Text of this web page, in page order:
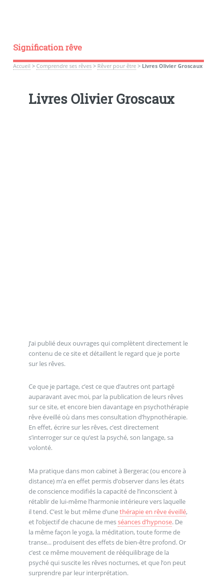
Signification rêve
Accueil > Comprendre ses rêves> Rêver pour être> Livres Olivier Groscaux
Livres Olivier Groscaux
J’ai publié deux ouvrages qui complètent directement le
contenu de ce site et détaillent le regard que je porte
sur les rêves.
Ce que je partage, c’est ce que d’autres ont partagé
auparavant avec moi, par la publication de leurs rêves
sur ce site, et encore bien davantage en psychothérapie
rêve éveillé où dans mes consultation d’hypnothérapie.
En effet, écrire sur les rêves, c’est directement
s’interroger sur ce qu’est la psyché, son langage, sa
volonté.
Ma pratique dans mon cabinet à Bergerac (ou encore à
distance) m’a en effet permis d’observer dans les états
de conscience modifiés la capacité de l’inconscient à
rétablir de lui-même l’harmonie intérieure vers laquelle
il tend. C’est le but même d’unethérapie en rêve éveillé,
et l’objectif de chacune de messéances d’hypnose. De
la même façon le yoga, la méditation, toute forme de
transe... produisent des effets de bien-être profond. Or
c’est ce même mouvement de rééquilibrage de la
psyché qui suscite les rêves nocturnes, et que l’on peut
surprendre par leur interprétation.